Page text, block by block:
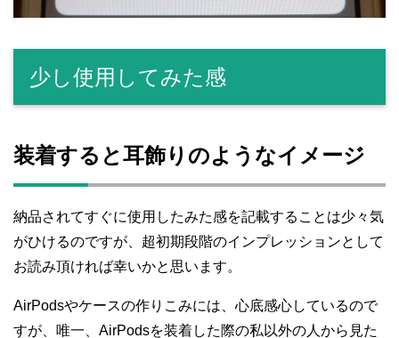
少し使用してみた感
装着すると耳飾りのようなイメージ
納品されてすぐに使用したみた感を記載することは少々気
がひけるのですが、超初期段階のインプレッションとして
お読み頂ければ幸いかと思います。
AirPodsやケースの作りこみには、心底感心しているので
すが、唯一、AirPodsを装着した際の私以外の人から見た